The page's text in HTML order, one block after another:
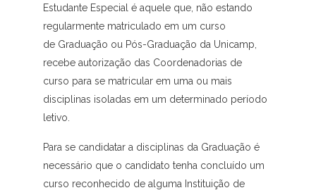
Estudante Especial é aquele que, não estando
regularmente matriculado em um curso
de Graduação ou Pós-Graduação da Unicamp,
recebe autorização das Coordenadorias de
curso para se matricular em uma ou mais
disciplinas isoladas em um determinado período
letivo.
Para se candidatar a disciplinas da Graduação é
necessário que o candidato tenha concluído um
curso reconhecido de alguma Instituição de